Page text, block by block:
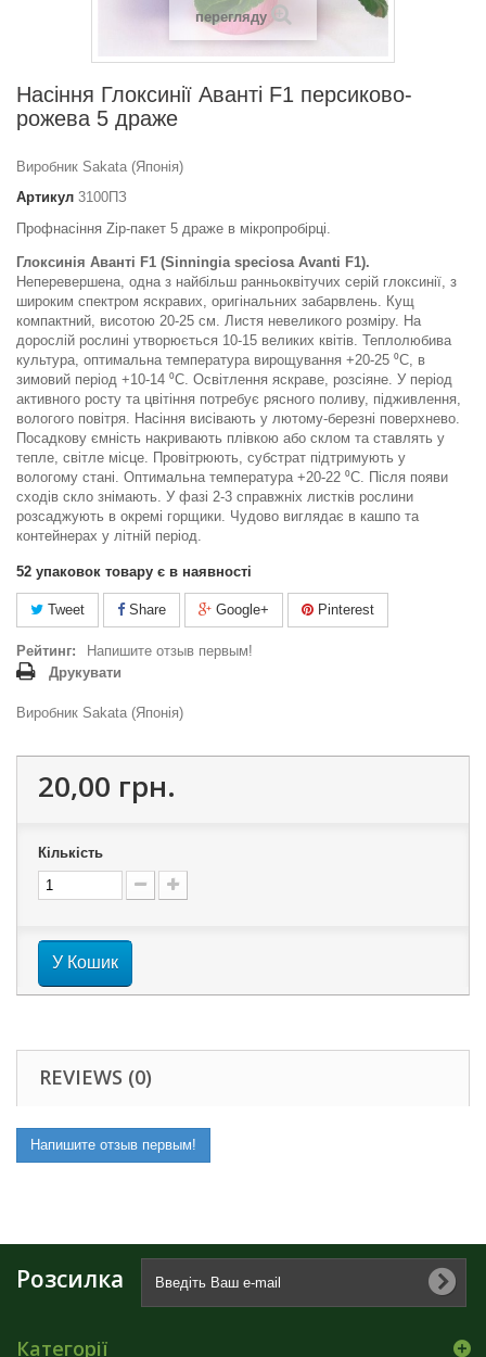
перегляду
Насіння Глоксинії Аванті F1 персиково-
рожева 5 драже
Виробник Sakata (Японія)
Артикул 3100ПЗ
Профнасіння Zip-пакет 5 драже в мікропробірці.
Глоксинія Аванті F1 (Sinningia speciosa Avanti F1).
Неперевершена, одна з найбільш ранньоквітучих серій глоксинії, з
широким спектром яскравих, оригінальних забарвлень. Кущ
компактний, висотою 20-25 см. Листя невеликого розміру. На
дорослій рослині утворюється 10-15 великих квітів. Теплолюбива
культура, оптимальна температура вирощування +20-25 ⁰С, в
зимовий період +10-14 ⁰С. Освітлення яскраве, розсіяне. У період
активного росту та цвітіння потребує рясного поливу, підживлення,
вологого повітря. Насіння висівають у лютому-березні поверхнево.
Посадкову ємність накривають плівкою або склом та ставлять у
тепле, світле місце. Провітрюють, субстрат підтримують у
вологому стані. Оптимальна температура +20-22 ⁰С. Після появи
сходів скло знімають. У фазі 2-3 справжніх листків рослини
розсаджують в окремі горщики. Чудово виглядає в кашпо та
контейнерах у літній період.
52 упаковок товару є в наявності
Tweet Share Google+ Pinterest
Рейтинг:
Напишите отзыв первым!
Друкувати
Виробник Sakata (Японія)
20,00 грн.
Кількість
У Кошик
REVIEWS (0)
Напишите отзыв первым!
Розсилка
Категорії